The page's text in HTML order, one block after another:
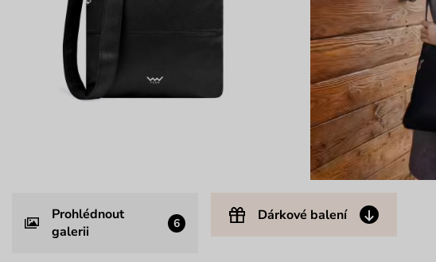
Prohlédnout
galerii
6 Dárkové balení